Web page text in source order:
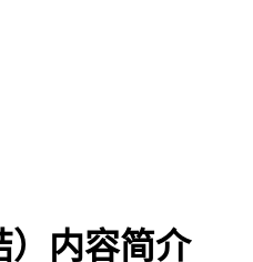
）内容简介